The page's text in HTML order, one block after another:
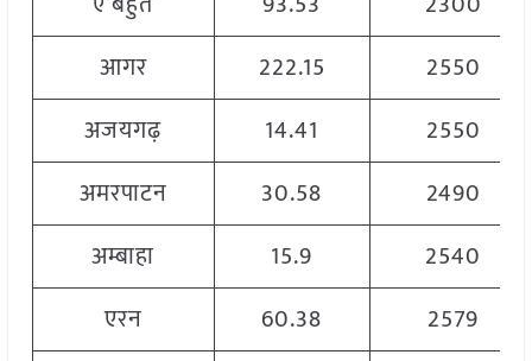
आगर
222.15
2550
अजयगढ़
14.41
2550
अमरपाटन
30.58
2490
अम्बाहा
15.9
2540
एरन
60.38
2579